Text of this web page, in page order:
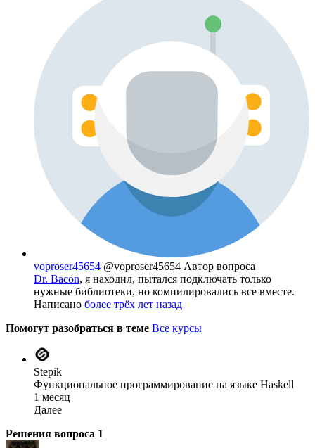
voproser45654 @voproser45654 Автор вопроса
Dr. Bacon, я находил, пытался подключать только
нужные библиотеки, но компилировались все вместе.
Написано более трёх лет назад
Помогут разобраться в теме Все курсы
Stepik
Функциональное программирование на языке Haskell
1 месяц
Далее
Решения вопроса 1